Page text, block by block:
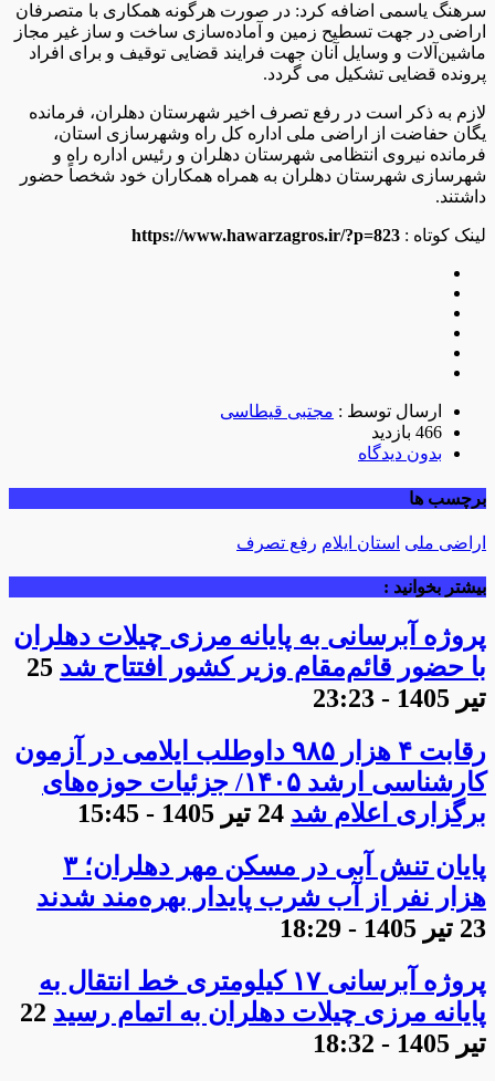
سرهنگ یاسمی اضافه کرد: در صورت هرگونه همکاری با متصرفان
اراضی در جهت تسطیح زمین و آماده‌سازی ساخت‌ و ساز غیر مجاز
ماشین‌آلات و وسایل آنان جهت فرایند قضایی توقیف و برای افراد
پرونده قضایی تشکیل می گردد.
لازم به ذکر است در رفع تصرف اخیر شهرستان دهلران، فرمانده
یگان حفاضت از اراضی ملی اداره کل راه وشهرسازی استان،
فرمانده نیروی انتظامی شهرستان دهلران و رئیس اداره راه و
شهرسازی شهرستان دهلران به همراه همکاران خود شخصاً حضور
داشتند.
لینک کوتاه : https://www.hawarzagros.ir/?p=823
ارسال توسط : مجتبی قیطاسی
466 بازدید
بدون دیدگاه
برچسب ها
اراضی ملی استان ایلام رفع تصرف
بیشتر بخوانید :
پروژه آبرسانی به پایانه مرزی چیلات دهلران
با حضور قائم‌مقام وزیر کشور افتتاح شد 25
تیر 1405 - 23:23
رقابت ۴ هزار ۹۸۵ داوطلب ایلامی در آزمون
کارشناسی ارشد ۱۴۰۵/ جزئیات حوزه‌های
برگزاری اعلام شد 24 تیر 1405 - 15:45
پایان تنش آبی در مسکن مهر دهلران؛ ۳
هزار نفر از آب شرب پایدار بهره‌مند شدند
23 تیر 1405 - 18:29
پروژه آبرسانی ۱۷ کیلومتری خط انتقال به
پایانه مرزی چیلات دهلران به اتمام رسید 22
تیر 1405 - 18:32